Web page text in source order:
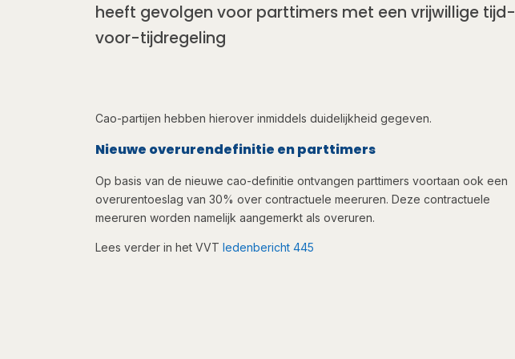
heeft gevolgen voor parttimers met een vrijwillige tijd-
voor-tijdregeling
​Cao-partijen hebben hierover inmiddels duidelijkheid gegeven.
Nieuwe overurendefinitie en parttimers
Op basis van de nieuwe cao-definitie ontvangen parttimers voortaan ook een
overurentoeslag van 30% over contractuele meeruren. Deze contractuele
meeruren worden namelijk aangemerkt als overuren.​
Lees verder in het VVTledenbericht 445​